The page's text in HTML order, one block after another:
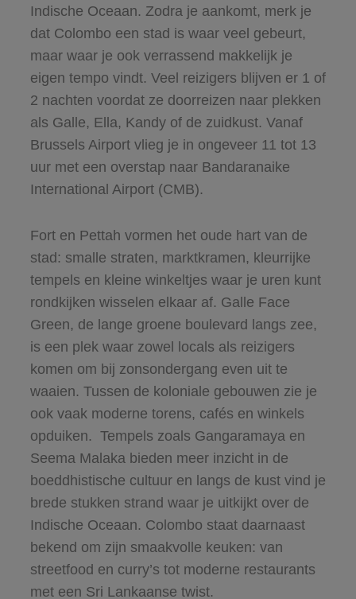
Indische Oceaan. Zodra je aankomt, merk je
dat Colombo een stad is waar veel gebeurt,
maar waar je ook verrassend makkelijk je
eigen tempo vindt. Veel reizigers blijven er 1 of
2 nachten voordat ze doorreizen naar plekken
als Galle, Ella, Kandy of de zuidkust. Vanaf
Brussels Airport vlieg je in ongeveer 11 tot 13
uur met een overstap naar Bandaranaike
International Airport (CMB).
Fort en Pettah vormen het oude hart van de
stad: smalle straten, marktkramen, kleurrijke
tempels en kleine winkeltjes waar je uren kunt
rondkijken wisselen elkaar af. Galle Face
Green, de lange groene boulevard langs zee,
is een plek waar zowel locals als reizigers
komen om bij zonsondergang even uit te
waaien. Tussen de koloniale gebouwen zie je
ook vaak moderne torens, cafés en winkels
opduiken. Tempels zoals Gangaramaya en
Seema Malaka bieden meer inzicht in de
boeddhistische cultuur en langs de kust vind je
brede stukken strand waar je uitkijkt over de
Indische Oceaan. Colombo staat daarnaast
bekend om zijn smaakvolle keuken: van
streetfood en curry’s tot moderne restaurants
met een Sri Lankaanse twist.